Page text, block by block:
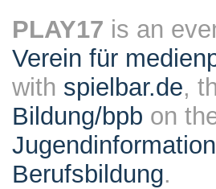
PLAY17 is an
Verein für
with spielbar.de,
Bildung/bpb on
Berufsbildung.